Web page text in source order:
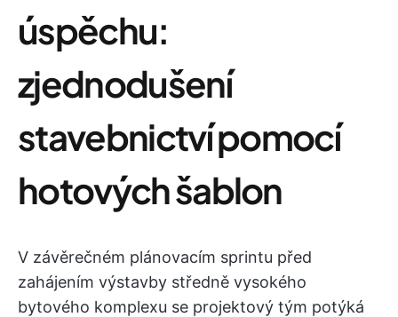
úspěchu:
zjednodušení
stavebnictví pomocí
hotových šablon
V závěrečném plánovacím sprintu před
zahájením výstavby středně vysokého
bytového komplexu se projektový tým potýká